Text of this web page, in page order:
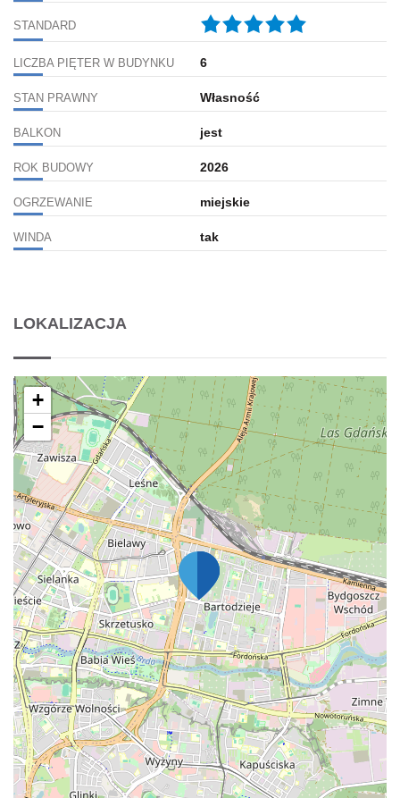
STANDARD
LICZBA PIĘTER W BUDYNKU 6
STAN PRAWNY Własność
BALKON jest
ROK BUDOWY 2026
OGRZEWANIE miejskie
WINDA tak
LOKALIZACJA
+
−